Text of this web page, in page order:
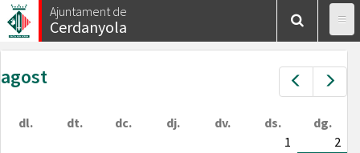
Vés
al
contingut
Ajuntament de
Cerdanyola
Prev
agost
dl. dt. dc. dj. dv. ds.
dg.
1
2